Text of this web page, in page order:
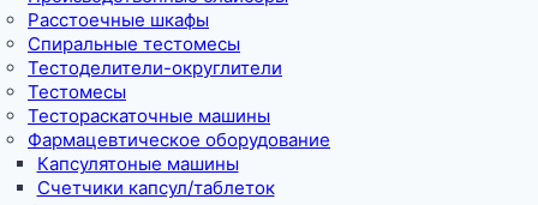
Расстоечные шкафы
Спиральные тестомесы
Тестоделители-округлители
Тестомесы
Тестораскаточные машины
Фармацевтическое оборудование
Капсулятоные машины
Счетчики капсул/таблеток